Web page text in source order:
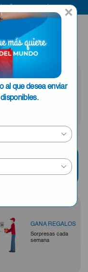
×
al que desea enviar
A LA
Ofertas
GANA REGALOS
Sorpresas cada
semana